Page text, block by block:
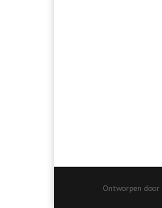
Ontworpen door